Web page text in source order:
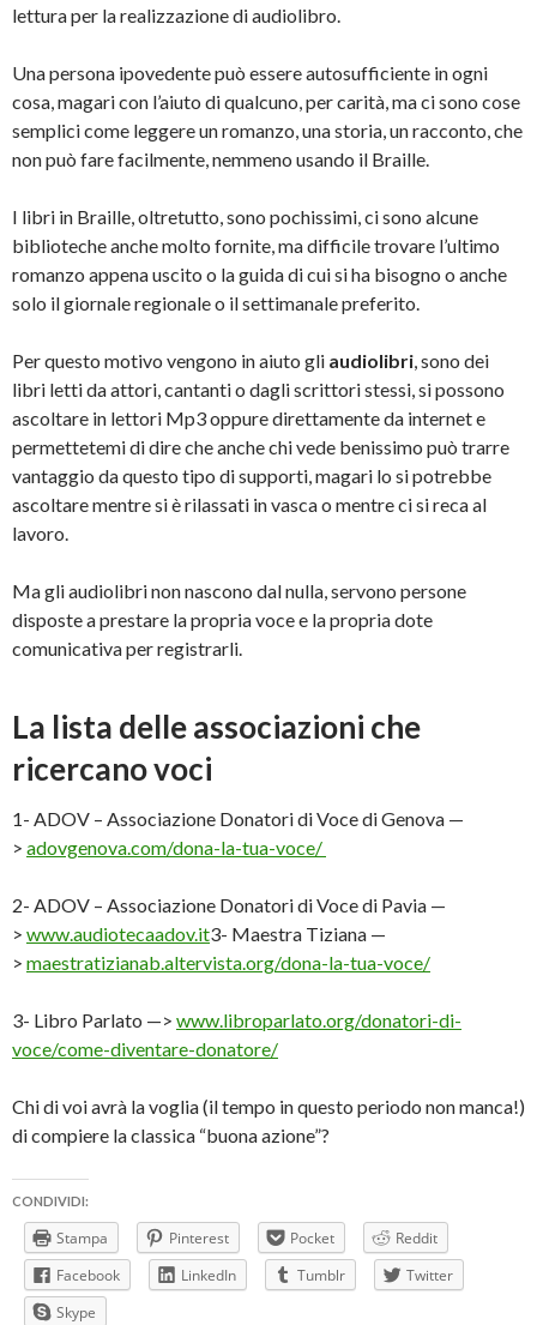
lettura per la realizzazione di audiolibro.
Una persona ipovedente può essere autosufficiente in ogni
cosa, magari con l’aiuto di qualcuno, per carità, ma ci sono cose
semplici come leggere un romanzo, una storia, un racconto, che
non può fare facilmente, nemmeno usando il Braille.
I libri in Braille, oltretutto, sono pochissimi, ci sono alcune
biblioteche anche molto fornite, ma difficile trovare l’ultimo
romanzo appena uscito o la guida di cui si ha bisogno o anche
solo il giornale regionale o il settimanale preferito.
Per questo motivo vengono in aiuto gli audiolibri, sono dei
libri letti da attori, cantanti o dagli scrittori stessi, si possono
ascoltare in lettori Mp3 oppure direttamente da internet e
permettetemi di dire che anche chi vede benissimo può trarre
vantaggio da questo tipo di supporti, magari lo si potrebbe
ascoltare mentre si è rilassati in vasca o mentre ci si reca al
lavoro.
Ma gli audiolibri non nascono dal nulla, servono persone
disposte a prestare la propria voce e la propria dote
comunicativa per registrarli.
La lista delle associazioni che
ricercano voci
1- ADOV – Associazione Donatori di Voce di Genova —
> adovgenova.com/dona-la-tua-voce/
2- ADOV – Associazione Donatori di Voce di Pavia —
> www.audiotecaadov.it3- Maestra Tiziana —
> maestratizianab.altervista.org/dona-la-tua-voce/
3- Libro Parlato —> www.libroparlato.org/donatori-di-
voce/come-diventare-donatore/
Chi di voi avrà la voglia (il tempo in questo periodo non manca!)
di compiere la classica “buona azione”?
CONDIVIDI:
Stampa Pinterest Pocket
Reddit
Facebook
LinkedIn Tumblr
Twitter
Skype